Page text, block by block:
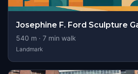
Josephine F. Ford Sculpture
540 m · 7 min walk
Landmark